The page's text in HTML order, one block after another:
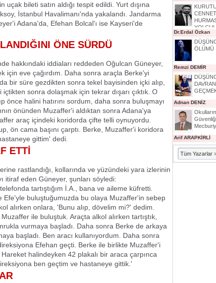
uçak bileti satın aldığı tespit edildi. Yurt dışına
İstanbul Havalimanı'nda yakalandı. Jandarma
Adana'da, Efehan Bolcal'ı ise Kayseri'de
ÖNE SÜRDÜ
hakkındaki iddiaları reddeden Oğulcan Güneyer,
için eve çağırdım. Daha sonra araçla Berke'yi
bir süre gezdikten sonra tekel bayisinden içki alıp,
sonra dolaşmak için tekrar dışarı çıktık. O
önce halini hatırını sordum, daha sonra buluşmayı
önünden Muzaffer'i aldıktan sonra Adana'ya
araç içindeki koridorda çifte telli oynuyordu.
ön cama başını çarptı. Berke, Muzaffer'i koridora
gittim' dedi.
ETTİ
rastlandığı, kollarında ve yüzündeki yara izlerinin
itiraf eden Güneyer, şunları söyledi:
tartıştığım İ.A., bana ve aileme küfretti.
Efe'yle buluştuğumuzda bu olaya Muzaffer'in sebep
alırken onlara, 'Bunu alıp, dövelim mi?' dedim.
ile buluştuk. Araçta alkol alırken tartıştık,
vurmaya başladı. Daha sonra Berke de arkaya
başladı. Ben aracı kullanıyordum. Daha sonra
Efehan geçti. Berke ile birlikte Muzaffer'i
halindeyken 42 plakalı bir araca çarpınca
ben geçtim ve hastaneye gittik.'
CENNET
Dr.Erdal Özkan
ÖLÜMÜ
Remzi DEMİR
Adnan DENİZ
Arif ARAPKİRLİ